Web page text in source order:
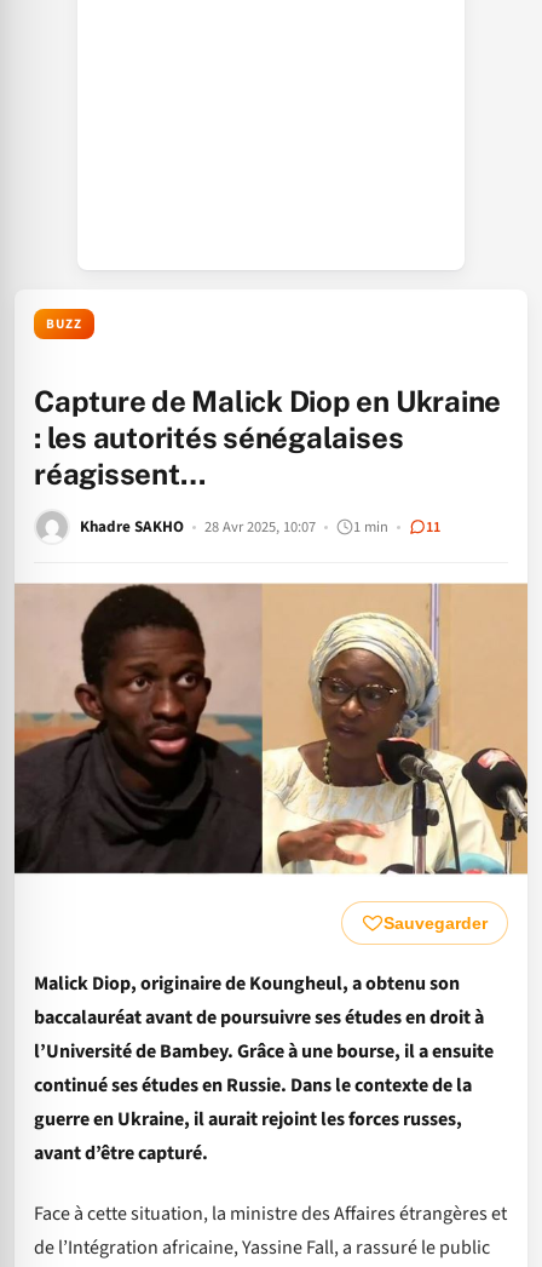
BUZZ
Capture de Malick Diop en Ukraine
: les autorités sénégalaises
réagissent…
Khadre SAKHO 28 Avr 2025, 10:07 1 min 11
Sauvegarder
Malick Diop, originaire de Koungheul, a obtenu son
baccalauréat avant de poursuivre ses études en droit à
l’Université de Bambey. Grâce à une bourse, il a ensuite
continué ses études en Russie. Dans le contexte de la
guerre en Ukraine, il aurait rejoint les forces russes,
avant d’être capturé.
Face à cette situation, la ministre des Affaires étrangères et
de l’Intégration africaine, Yassine Fall, a rassuré le public